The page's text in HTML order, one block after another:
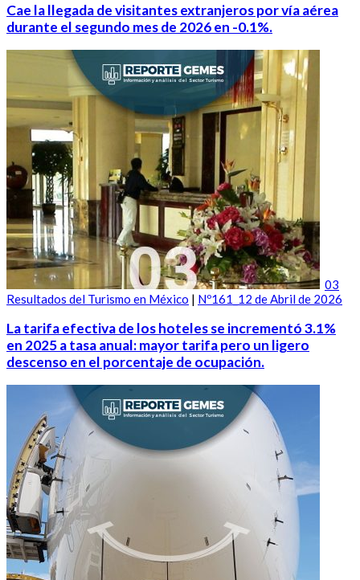
Cae la llegada de visitantes extranjeros por vía aérea
durante el segundo mes de 2026 en -0.1%.
03
Resultados del Turismo en México | Nº161_12 de Abril de 2026
La tarifa efectiva de los hoteles se incrementó 3.1%
en 2025 a tasa anual: mayor tarifa pero un ligero
descenso en el porcentaje de ocupación.